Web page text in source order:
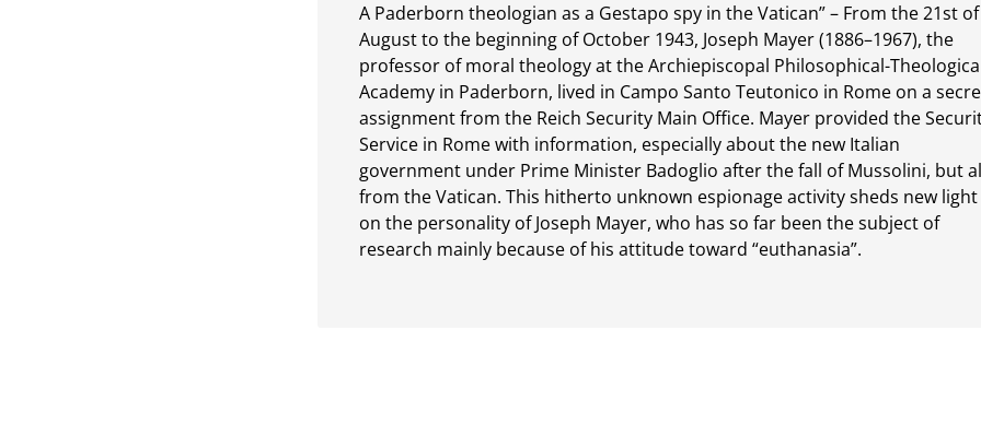
A Paderborn theologian as a Gestapo spy in the Vatican” – From the 21st of
August to the beginning of October 1943, Joseph Mayer (1886–1967), the
professor of moral theology at the Archiepiscopal Philosophical-
Academy in Paderborn, lived in Campo Santo Teutonico in Rome on a
assignment from the Reich Security Main Office. Mayer provided the
Service in Rome with information, especially about the new Italian
government under Prime Minister Badoglio after the fall of Mussolini, but
from the Vatican. This hitherto unknown espionage activity sheds new light
on the personality of Joseph Mayer, who has so far been the subject of
research mainly because of his attitude toward “euthanasia”.